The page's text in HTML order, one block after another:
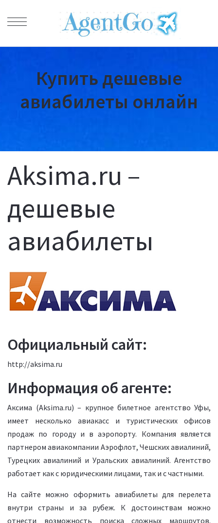
Купить дешевые
авиабилеты онлайн
Aksima.ru –
дешевые
авиабилеты
Официальный сайт:
http://aksima.ru
Информация об агенте:
Аксима (Aksima.ru) – крупное билетное агентство Уфы,
имеет несколько авиакасс и туристических офисов
продаж по городу и в аэропорту. Компания является
партнером авиакомпании Аэрофлот, Чешских авиалиний,
Турецких авиалиний и Уральских авиалиний. Агентство
работает как с юридическими лицами, так и с частными.
На сайте можно оформить авиабилеты для перелета
внутри страны и за рубеж. К достоинствам можно
отнести возможность поиска сложных маршрутов.